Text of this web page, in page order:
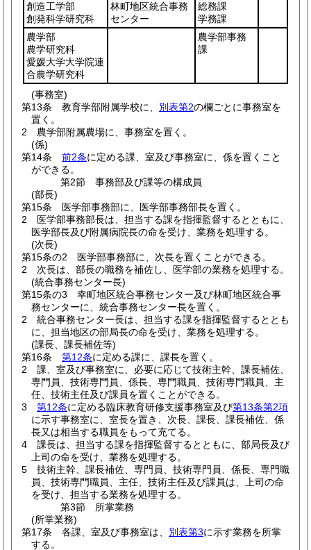
創造工学部
創発科学研究科
林町地区統合事務
センター
総務課
学務課
農学部
農学研究科
愛媛大学大学院連
合農学研究科
農学部事務
課
(事務室)
第13条
教育学部附属学校に、 別表第2の欄ごとに事務室を
置く。
2
農学部附属農場に、事務室を置く。
(係)
第14条
前2条に定める課、室及び事務室に、係を置くこと
ができる。
第2節
事務部及び課等の構成員
(部長)
第15条
医学部事務部に、医学部事務部長を置く。
2
医学部事務部長は、担当する課を指揮監督するとともに、
医学部長及び附属病院長の命を受け、業務を処理する。
(次長)
第15条の2
医学部事務部に、次長を置くことができる。
2
次長は、部長の職務を補佐し、医学部の業務を処理する。
(統合事務センター長)
第15条の3
幸町地区統合事務センター及び林町地区統合事
務センターに、統合事務センター長を置く。
2
統合事務センター長は、担当する課を指揮監督するととも
に、担当地区の部局長の命を受け、業務を処理する。
(課長、課長補佐等)
第16条
第12条に定める課に、課長を置く。
2
課、室及び事務室に、必要に応じて技術主幹、課長補佐、
専門員、技術専門員、係長、専門職員、技術専門職員、主
任、技術主任及び課員を置くことができる。
3
第12条に定める臨床教育研修支援事務室及び第13条第2項
に示す事務室に、室長を置き、次長、課長、課長補佐、係
長又は相当する職員をもって充てる。
4
課長は、担当する課を指揮監督するとともに、部局長及び
上司の命を受け、業務を処理する。
5
技術主幹、課長補佐、専門員、技術専門員、係長、専門職
員、技術専門職員、主任、技術主任及び課員は、上司の命
を受け、担当する業務を処理する。
第3節
所掌業務
(所掌業務)
第17条
各課、室及び事務室は、 別表第3に示す業務を所掌
する。